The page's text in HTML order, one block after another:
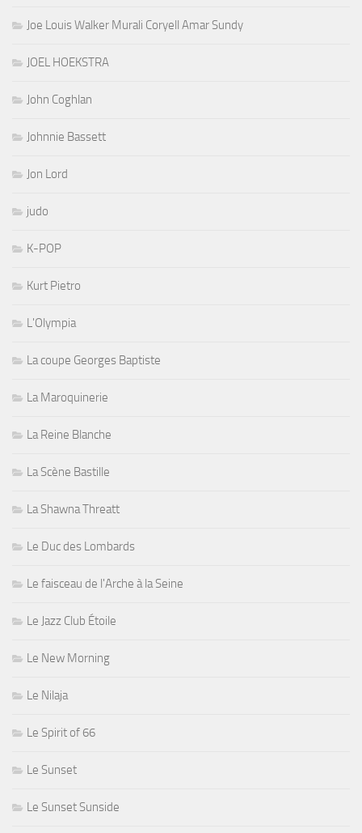
Joe Louis Walker Murali Coryell Amar Sundy
JOEL HOEKSTRA
John Coghlan
Johnnie Bassett
Jon Lord
judo
K-POP
Kurt Pietro
L'Olympia
La coupe Georges Baptiste
La Maroquinerie
La Reine Blanche
La Scène Bastille
La Shawna Threatt
Le Duc des Lombards
Le faisceau de l'Arche à la Seine
Le Jazz Club Étoile
Le New Morning
Le Nilaja
Le Spirit of 66
Le Sunset
Le Sunset Sunside